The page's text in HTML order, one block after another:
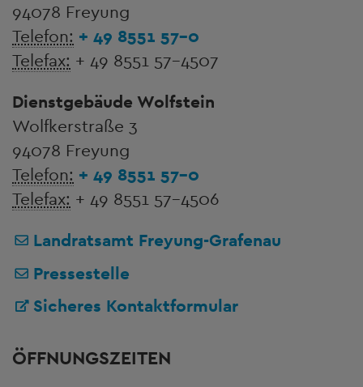
94078 Freyung
Telefon: + 49 8551 57-0
Telefax: + 49 8551 57-4507
Dienstgebäude Wolfstein
Wolfkerstraße 3
94078 Freyung
Telefon: + 49 8551 57-0
Telefax: + 49 8551 57-4506
Landratsamt Freyung-Grafenau
Pressestelle
Sicheres Kontaktformular
ÖFFNUNGSZEITEN